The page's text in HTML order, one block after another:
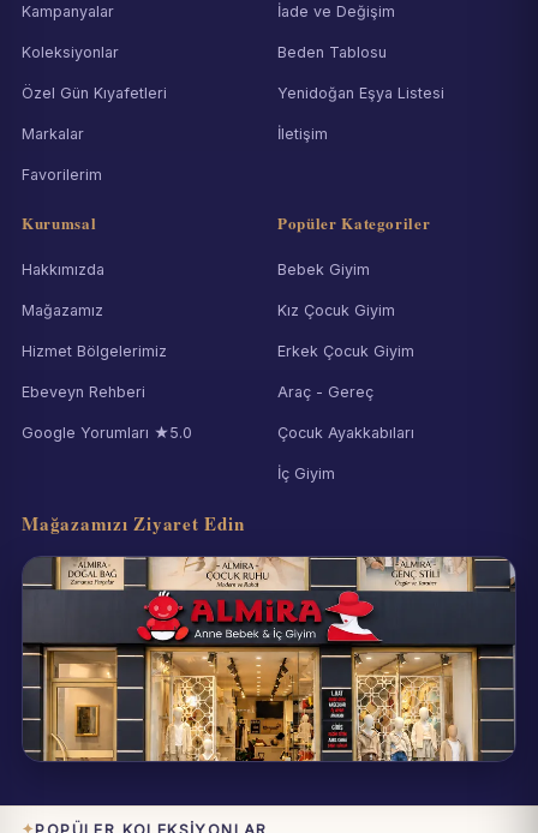
Kampanyalar
Koleksiyonlar
Özel Gün Kıyafetleri
Markalar
Favorilerim
İade ve Değişim
Beden Tablosu
Yenidoğan Eşya Listesi
İletişim
Kurumsal
Hakkımızda
Mağazamız
Hizmet Bölgelerimiz
Ebeveyn Rehberi
Google Yorumları ★5.0
Popüler Kategoriler
Bebek Giyim
Kız Çocuk Giyim
Erkek Çocuk Giyim
Araç - Gereç
Çocuk Ayakkabıları
İç Giyim
Mağazamızı Ziyaret Edin
Eynesil / Giresun
Pazartesi–Cumartesi 09:00–19:00